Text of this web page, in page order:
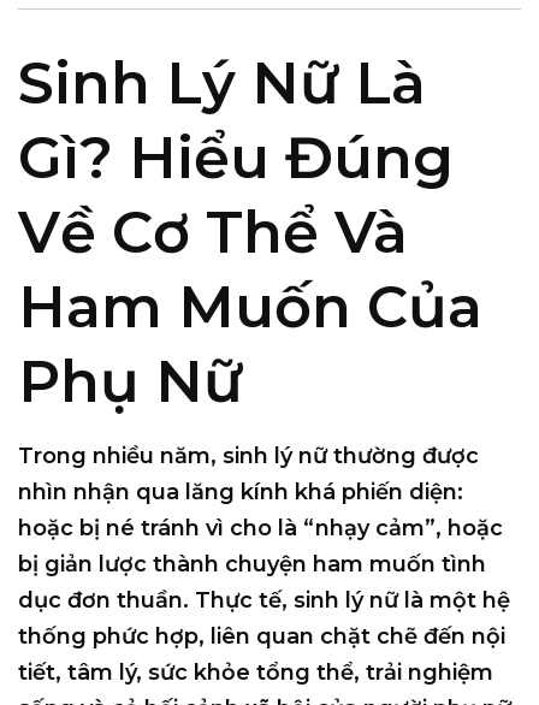
Sinh Lý Nữ Là
Gì? Hiểu Đúng
Về Cơ Thể Và
Ham Muốn Của
Phụ Nữ
Trong nhiều năm, sinh lý nữ thường được
nhìn nhận qua lăng kính khá phiến diện:
hoặc bị né tránh vì cho là “nhạy cảm”, hoặc
bị giản lược thành chuyện ham muốn tình
dục đơn thuần. Thực tế, sinh lý nữ là một hệ
thống phức hợp, liên quan chặt chẽ đến nội
tiết, tâm lý, sức khỏe tổng thể, trải nghiệm